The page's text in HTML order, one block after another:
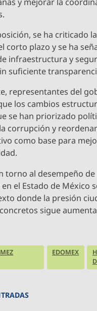
se ha criticado
corto plazo y se ha
infraestructura y
suficiente
representantes del
los cambios
se han priorizado
corrupción y
como base para
torno al desempeño
el Estado de México
donde la presión
sigue
EDOMEX